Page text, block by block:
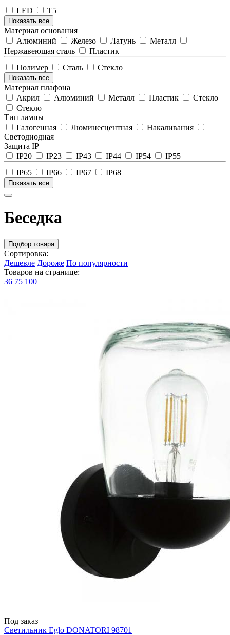
LED T5
Показать все
Материал основания
Алюминий
Железо Латунь
Металл
Нержавеющая сталь
Пластик
Полимер
Сталь Стекло
Показать все
Материал плафона
Акрил
Алюминий Металл Пластик
Стекло
Стекло
Тип лампы
Галогенная
Люминесцентная
Накаливания
Светодиодная
Защита IP
IP20
IP23 IP43 IP44 IP54
IP55
IP65
IP66 IP67 IP68
Показать все
Беседка
Подбор товара
Сортировка:
Дешевле Дороже По популярности
Товаров на странице:
36 75 100
Под заказ
Светильник Eglo DONATORI 98701